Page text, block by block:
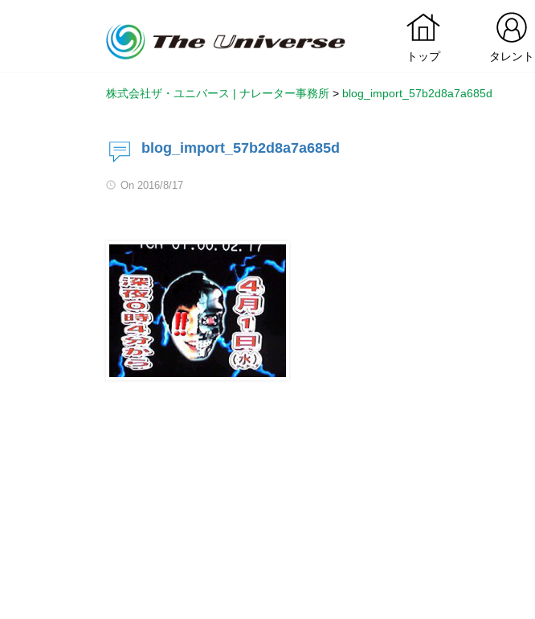
トップ タレント
株式会社ザ・ユニバース | ナレーター事務所 > blog_import_57b2d8a7a685d
blog_import_57b2d8a7a685d
On 2016/8/17